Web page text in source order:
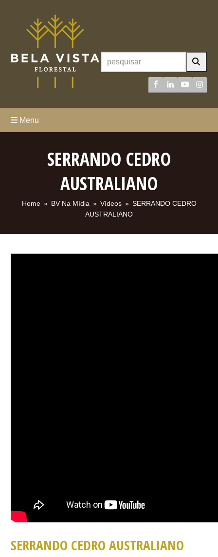
Facebook
LinkedIn
YouTube
Menu
SERRANDO CEDRO
AUSTRALIANO
Home » BV Na Mídia » Vídeos » SERRANDO CEDRO
AUSTRALIANO
SERRANDO CEDRO AUSTRALIANO